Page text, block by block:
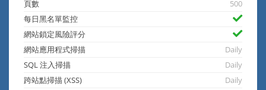
頁數
500
每日黑名單監控
網站鎖定風險評分
網站應用程式掃描
Daily
SQL 注入掃描
Daily
跨站點掃描 (XSS)
Daily